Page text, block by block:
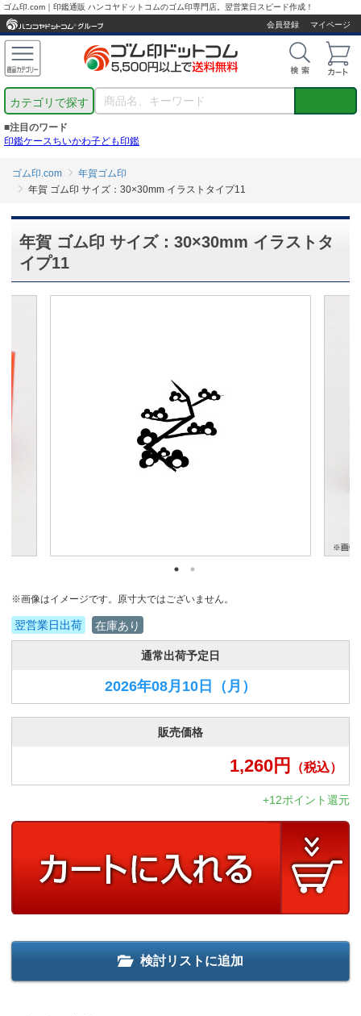
ゴム印.com｜印鑑通販 ハンコヤドットコムのゴム印専門店。翌営業日スピード作成！
会員登録
マイページ
カテゴリで探す
■注目のワード
印鑑ケースちいかわ子ども印鑑
ゴム印.com
年賀ゴム印
年賀 ゴム印 サイズ：30×30mm イラストタイプ11
年賀 ゴム印 サイズ：30×30mm イラストタ
イプ11
※画像はイメージです。原寸大ではございません。
翌営業日出荷 在庫あり
通常出荷予定日
2026年08月10日 （月）
販売価格
1,260円 （税込）
+12ポイント還元
検討リストに追加